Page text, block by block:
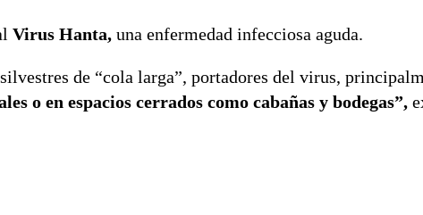
Virus Hanta, una enfermedad infecciosa aguda.
de “cola larga”, portadores del virus,
o en espacios cerrados como cabañas y bodegas”,